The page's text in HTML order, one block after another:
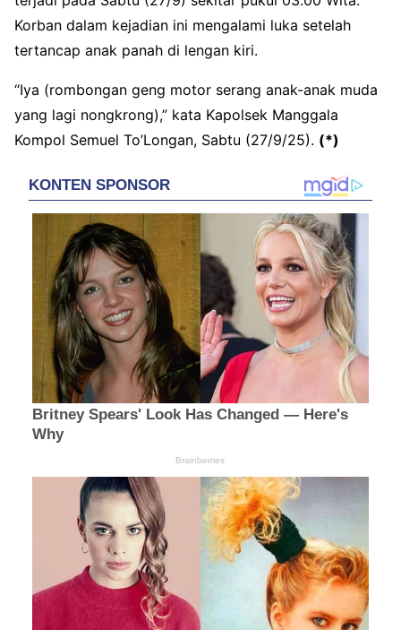
Korban dalam kejadian ini mengalami luka setelah
tertancap anak panah di lengan kiri.
“Iya (rombongan geng motor serang anak-anak muda
yang lagi nongkrong),” kata Kapolsek Manggala
Kompol Semuel To’Longan, Sabtu (27/9/25). (*)